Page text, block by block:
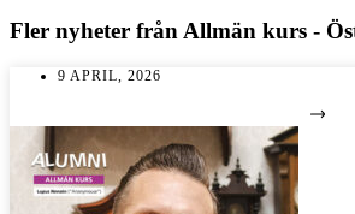
Fler nyheter frånAllmän kurs -
9 APRIL, 2026